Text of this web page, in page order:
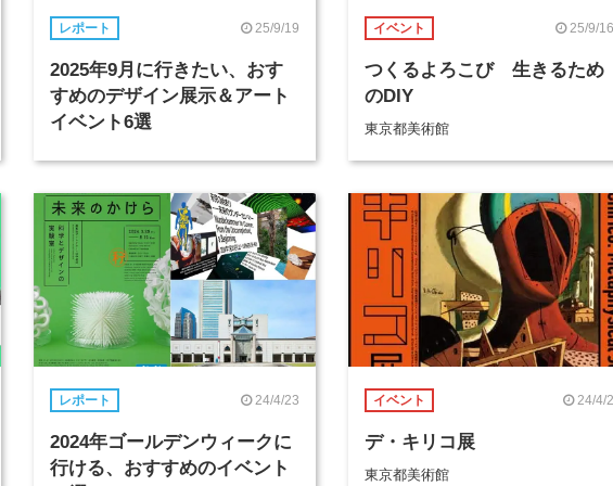
レポート 25/9/19
2025年9月に行きたい、おす
すめのデザイン展示＆アート
イベント6選
イベント 25/9/16
つくるよろこび 生きるため
のDIY
東京都美術館
レポート 24/4/23
2024年ゴールデンウィークに
行ける、おすすめのイベント
イベント 24/4/2
デ・キリコ展
東京都美術館